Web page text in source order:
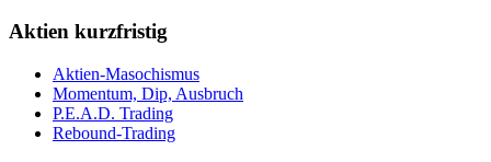
Aktien kurzfristig
Aktien-Masochismus
Momentum, Dip, Ausbruch
P.E.A.D. Trading
Rebound-Trading